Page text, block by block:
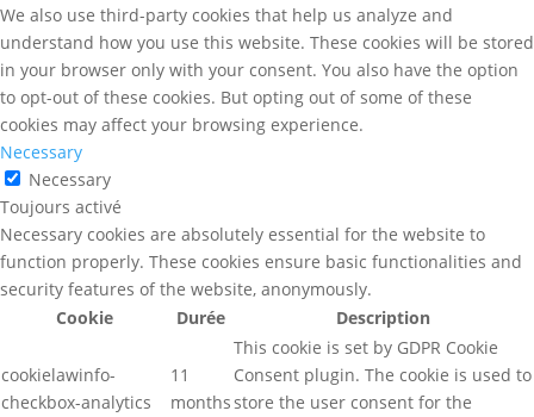
We also use third-party cookies that help us analyze and
understand how you use this website. These cookies will be stored
in your browser only with your consent. You also have the option
to opt-out of these cookies. But opting out of some of these
cookies may affect your browsing experience.
Necessary
Necessary
Toujours activé
Necessary cookies are absolutely essential for the website to
function properly. These cookies ensure basic functionalities and
security features of the website, anonymously.
Cookie
Durée Description
cookielawinfo-
checkbox-analytics
11
months
This cookie is set by GDPR Cookie
Consent plugin. The cookie is used to
store the user consent for the